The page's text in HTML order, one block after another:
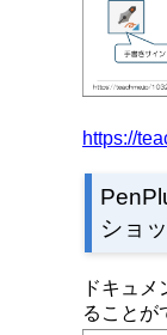
https://
ショ
ドキュ
ることが